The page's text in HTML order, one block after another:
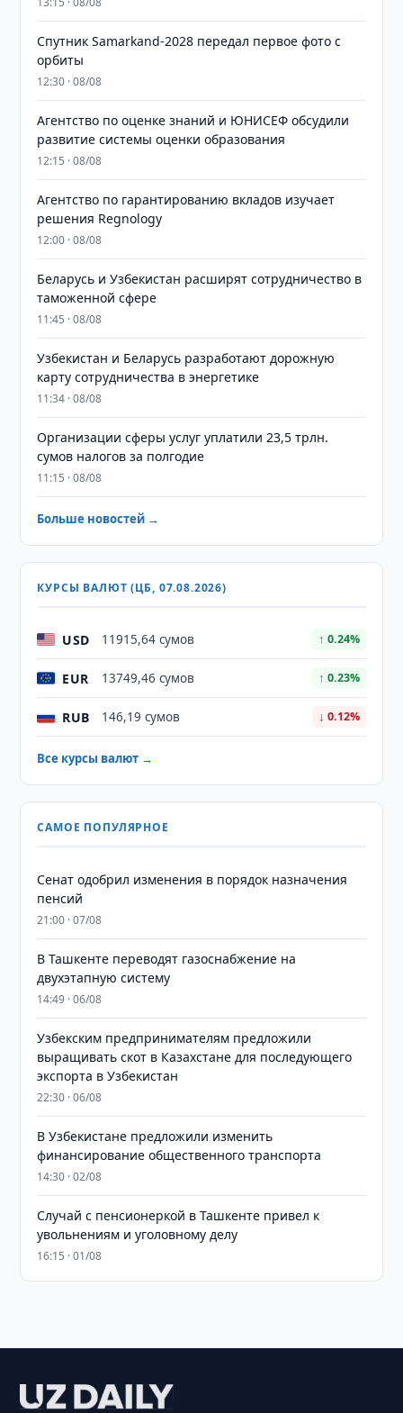
Спутник Samarkand-2028 передал первое фото с
орбиты
12:30 · 08/08
Агентство по оценке знаний и ЮНИСЕФ обсудили
развитие системы оценки образования
12:15 · 08/08
Агентство по гарантированию вкладов изучает
решения Regnology
12:00 · 08/08
Беларусь и Узбекистан расширят сотрудничество в
таможенной сфере
11:45 · 08/08
Узбекистан и Беларусь разработают дорожную
карту сотрудничества в энергетике
11:34 · 08/08
Организации сферы услуг уплатили 23,5 трлн.
сумов налогов за полгодие
11:15 · 08/08
Больше новостей →
КУРСЫ ВАЛЮТ (ЦБ, 07.08.2026)
USD 11915,64 сумов ↑ 0.24%
EUR 13749,46 сумов ↑ 0.23%
RUB 146,19 сумов ↓ 0.12%
Все курсы валют →
САМОЕ ПОПУЛЯРНОЕ
Сенат одобрил изменения в порядок назначения
пенсий
21:00 · 07/08
В Ташкенте переводят газоснабжение на
двухэтапную систему
14:49 · 06/08
Узбекским предпринимателям предложили
выращивать скот в Казахстане для последующего
экспорта в Узбекистан
22:30 · 06/08
В Узбекистане предложили изменить
финансирование общественного транспорта
14:30 · 02/08
Случай с пенсионеркой в Ташкенте привел к
увольнениям и уголовному делу
16:15 · 01/08